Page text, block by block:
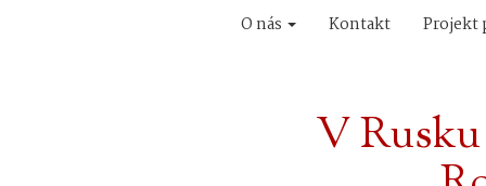
O nás Kontakt Projekt
V